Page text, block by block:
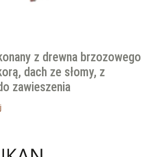
z drewna brzozowego
dach ze słomy, z
zawieszenia